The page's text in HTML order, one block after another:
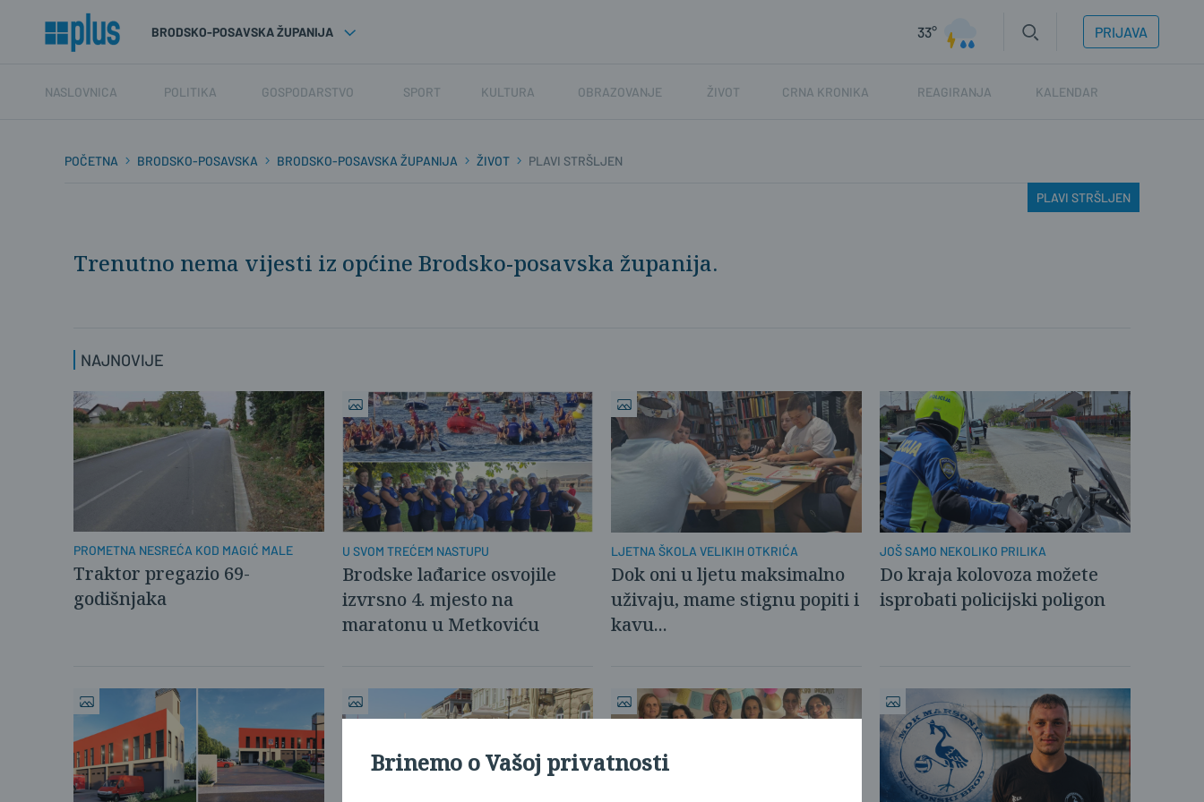
BRODSKO-POSAVSKA ŽUPANIJA 33° PRIJAVA
NASLOVNICA POLITIKA GOSPODARSTVO SPORT KULTURA OBRAZOVANJE ŽIVOT CRNA KRONIKA REAGIRANJA KALENDAR
POČETNA BRODSKO-POSAVSKA BRODSKO-POSAVSKA ŽUPANIJA ŽIVOT PLAVI STRŠLJEN
PLAVI STRŠLJEN
Trenutno nema vijesti iz općine Brodsko-posavska županija.
NAJNOVIJE
PROMETNA NESREĆA KOD MAGIĆ MALE
Traktor pregazio 69-
godišnjaka
U SVOM TREĆEM NASTUPU
Brodske lađarice osvojile
izvrsno 4. mjesto na
maratonu u Metkoviću
LJETNA ŠKOLA VELIKIH OTKRIĆA
Dok oni u ljetu maksimalno
uživaju, mame stignu popiti i
kavu...
JOŠ SAMO NEKOLIKO PRILIKA
Do kraja kolovoza možete
isprobati policijski poligon
Brinemo o Vašoj privatnosti